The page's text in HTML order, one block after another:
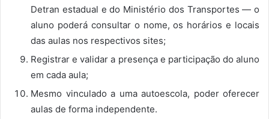
Detran estadual e do Ministério dos Transportes — o
aluno poderá consultar o nome, os horários e locais
das aulas nos respectivos sites;
Registrar e validar a presença e participação do aluno
em cada aula;
Mesmo vinculado a uma autoescola, poder oferecer
aulas de forma independente.